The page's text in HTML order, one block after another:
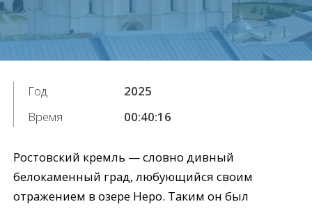
Год
2025
Время
00:40:16
Ростовский кремль — словно дивный
белокаменный град, любующийся своим
отражением в озере Неро. Таким он был